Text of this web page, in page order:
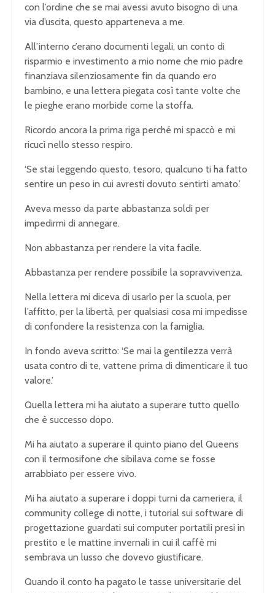
con l’ordine che se mai avessi avuto bisogno di una
via d’uscita, questo apparteneva a me.
All’interno c’erano documenti legali, un conto di
risparmio e investimento a mio nome che mio padre
finanziava silenziosamente fin da quando ero
bambino, e una lettera piegata così tante volte che
le pieghe erano morbide come la stoffa.
Ricordo ancora la prima riga perché mi spaccò e mi
ricucì nello stesso respiro.
‘Se stai leggendo questo, tesoro, qualcuno ti ha fatto
sentire un peso in cui avresti dovuto sentirti amato.’
Aveva messo da parte abbastanza soldi per
impedirmi di annegare.
Non abbastanza per rendere la vita facile.
Abbastanza per rendere possibile la sopravvivenza.
Nella lettera mi diceva di usarlo per la scuola, per
l’affitto, per la libertà, per qualsiasi cosa mi impedisse
di confondere la resistenza con la famiglia.
In fondo aveva scritto: ‘Se mai la gentilezza verrà
usata contro di te, vattene prima di dimenticare il tuo
valore.’
Quella lettera mi ha aiutato a superare tutto quello
che è successo dopo.
Mi ha aiutato a superare il quinto piano del Queens
con il termosifone che sibilava come se fosse
arrabbiato per essere vivo.
Mi ha aiutato a superare i doppi turni da cameriera, il
community college di notte, i tutorial sui software di
progettazione guardati sui computer portatili presi in
prestito e le mattine invernali in cui il caffè mi
sembrava un lusso che dovevo giustificare.
Quando il conto ha pagato le tasse universitarie del